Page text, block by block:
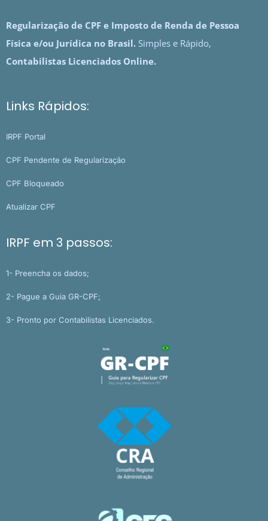
Regularização de CPF e Imposto de Renda de Pessoa
Física e/ou Jurídica no Brasil. Simples e Rápido,
Contabilistas Licenciados Online.
Links Rápidos:
IRPF Portal
CPF Pendente de Regularização
CPF Bloqueado
Atualizar CPF
IRPF em 3 passos:
1- Preencha os dados;
2- Pague a Guia GR-CPF;
3- Pronto por Contabilistas Licenciados.